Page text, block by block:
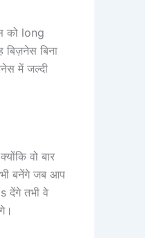
को long
बिना
में जल्दी
वो बार
बनेंगे जब आप
देंगे तभी वे